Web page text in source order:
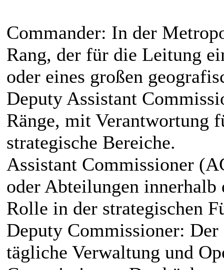
Commander: In der
Rang, der für die Leitung
oder eines großen
Deputy Assistant
Ränge, mit Verantwortung
strategische Bereiche.
Assistant Commissioner
oder Abteilungen
Rolle in der strategischen
Deputy Commissioner:
tägliche Verwaltung und